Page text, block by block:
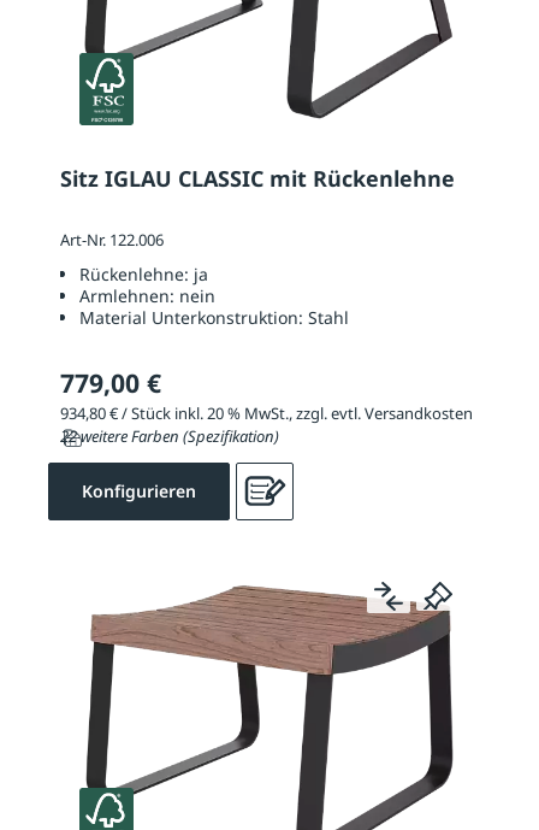
Sitz IGLAU CLASSIC mit Rückenlehne
Art-Nr. 122.006
Rückenlehne: ja
Armlehnen: nein
Material Unterkonstruktion: Stahl
779,00 €
934,80 € / Stück inkl. 20 % MwSt., zzgl. evtl. Versandkosten
22 weitere Farben (Spezifikation)
Konfigurieren